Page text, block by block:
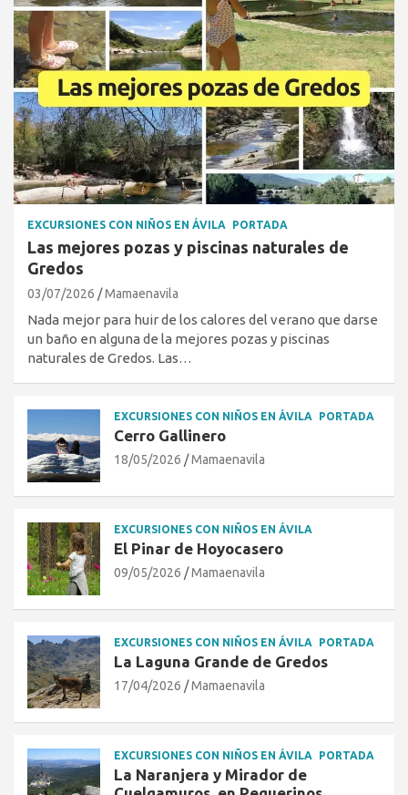
EXCURSIONES CON NIÑOS EN ÁVILA PORTADA
Las mejores pozas y piscinas naturales de
Gredos
03/07/2026 Mamaenavila
Nada mejor para huir de los calores del verano que darse
un baño en alguna de la mejores pozas y piscinas
naturales de Gredos. Las…
EXCURSIONES CON NIÑOS EN ÁVILA PORTADA
Cerro Gallinero
18/05/2026 Mamaenavila
EXCURSIONES CON NIÑOS EN ÁVILA
El Pinar de Hoyocasero
09/05/2026 Mamaenavila
EXCURSIONES CON NIÑOS EN ÁVILA PORTADA
La Laguna Grande de Gredos
17/04/2026 Mamaenavila
EXCURSIONES CON NIÑOS EN ÁVILA PORTADA
La Naranjera y Mirador de